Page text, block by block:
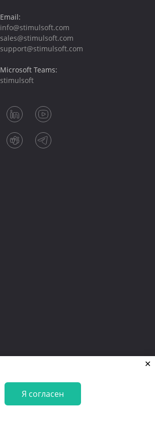
Я согласен
Email:
info@stimulsoft.com
sales@stimulsoft.com
support@stimulsoft.com
Microsoft Teams:
stimulsoft
En De